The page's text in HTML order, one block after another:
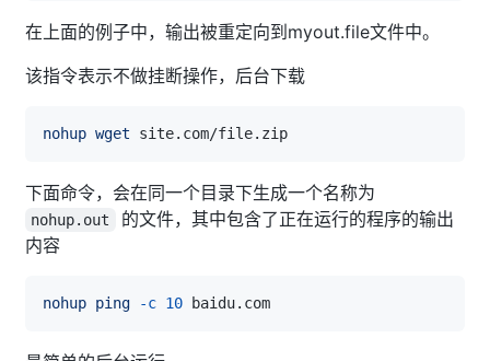
在上面的例子中，输出被重定向到myout.file文件中。
该指令表示不做挂断操作，后台下载
nohup wget
下面命令，会在同一个目录下生成一个名称为
nohup.out
的文件，其中包含了正在运行的程序的输出
内容
nohup ping -c 10